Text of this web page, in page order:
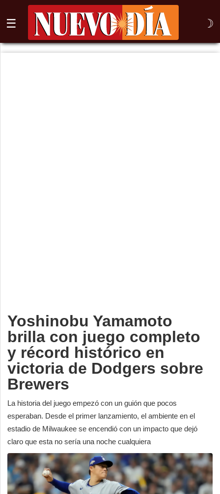
☰ ☽
⌕
Yoshinobu Yamamoto
brilla con juego completo
y récord histórico en
victoria de Dodgers sobre
Brewers
La historia del juego empezó con un guión que pocos
esperaban. Desde el primer lanzamiento, el ambiente en el
estadio de Milwaukee se encendió con un impacto que dejó
claro que esta no sería una noche cualquiera